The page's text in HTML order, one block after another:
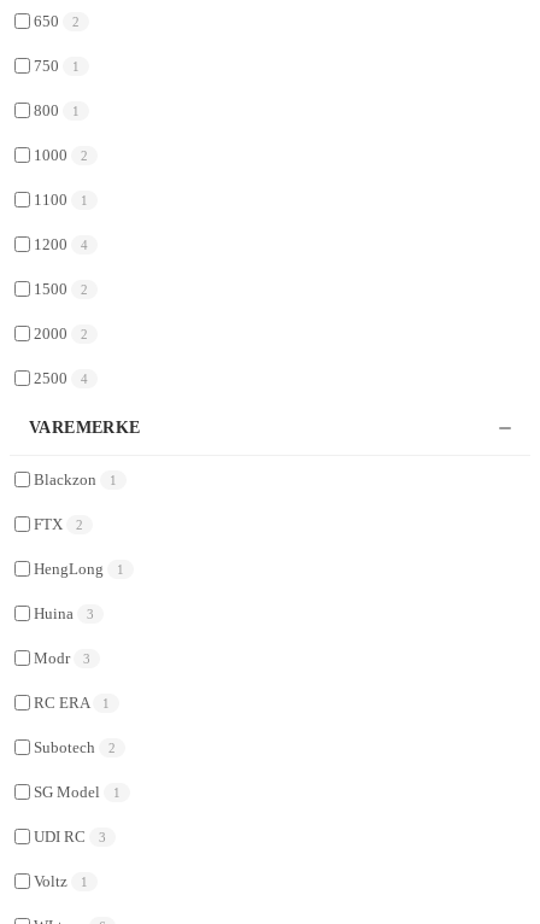
650 2
750 1
800 1
1000 2
1100 1
1200 4
1500 2
2000 2
2500 4
VAREMERKE
Blackzon 1
FTX 2
HengLong 1
Huina 3
Modr 3
RC ERA 1
Subotech 2
SG Model 1
UDI RC 3
Voltz 1